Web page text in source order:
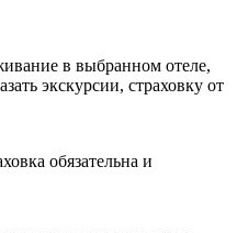
в выбранном отеле,
экскурсии, страховку от
обязательна и